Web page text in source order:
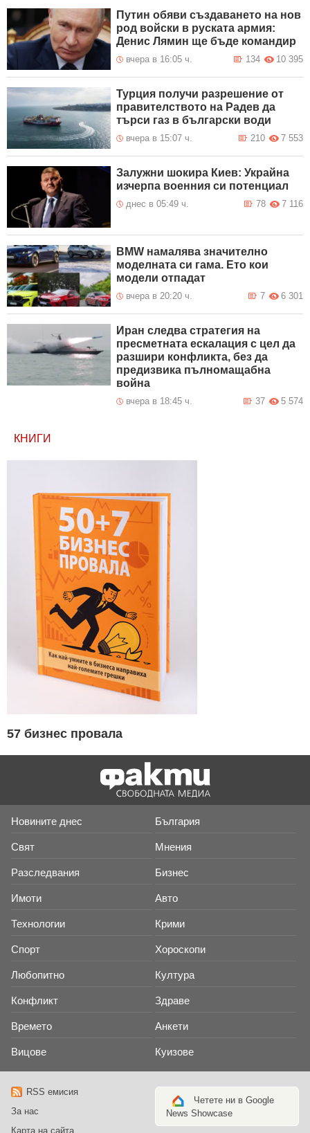
Путин обяви създаването на нов
род войски в руската армия:
Денис Лямин ще бъде командир
вчера в 16:05 ч. 10 395
134
Турция получи разрешение от
правителството на Радев да
търси газ в български води
вчера в 15:07 ч. 7 553
210
Залужни шокира Киев: Украйна
изчерпа военния си потенциал
днес в 05:49 ч. 7 116
78
BMW намалява значително
моделната си гама. Ето кои
модели отпадат
вчера в 20:20 ч. 6 301
7
Иран следва стратегия на
пресметната ескалация с цел да
разшири конфликта, без да
предизвика пълномащабна
война
вчера в 18:45 ч. 5 574
37
КНИГИ
57 бизнес провала
Новините днес България
Свят Мнения
Разследвания Бизнес
Имоти Авто
Технологии Крими
Спорт Хороскопи
Любопитно Култура
Конфликт Здраве
Времето Анкети
Вицове Куизове
RSS емисия
За нас
Карта на сайта
Четете ни в Google
News Showcase